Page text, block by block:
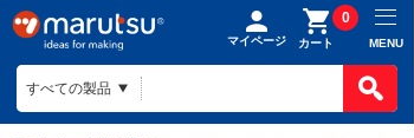
マイページ カート
0
MENU